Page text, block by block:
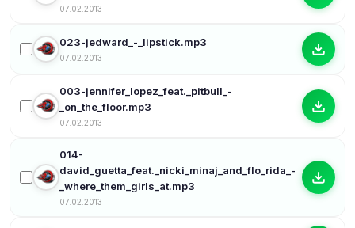
07.02.2013
023-jedward_-_lipstick.mp3
07.02.2013
003-jennifer_lopez_feat._pitbull_-
_on_the_floor.mp3
07.02.2013
014-
david_guetta_feat._nicki_minaj_and_flo_rida_-
_where_them_girls_at.mp3
07.02.2013